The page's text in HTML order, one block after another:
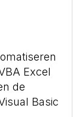
Excel
de
Basic